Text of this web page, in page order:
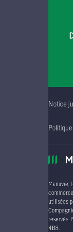
Notice
Manuvie,
utilisées
réservés.
4B8.